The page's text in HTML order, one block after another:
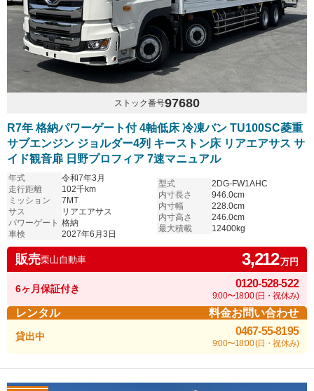
ストック番号97680
R7年 格納パワーゲート付 4軸低床 冷凍バン TU100SC菱重
サブエンジン ジョルダー4列 キーストン床 リアエアサス サ
イド観音扉 日野プロフィア 7速マニュアル
年式
令和7年3月
走行距離
102千km
ミッション
7MT
サス
リアエアサス
パワーゲート 格納
車検
2027年6月3日
型式
2DG-FW1AHC
内寸長さ
946.0cm
内寸幅
228.0cm
内寸高さ
246.0cm
最大積載
12400kg
販売栗山自動車 3,212万円
6ヶ月保証付き 0120-528-522
9:00〜18:00 (日・祝休み)
レンタル 料金お問い合わせ
貸出中 0467-55-8195
9:00〜18:00 (日・祝休み)